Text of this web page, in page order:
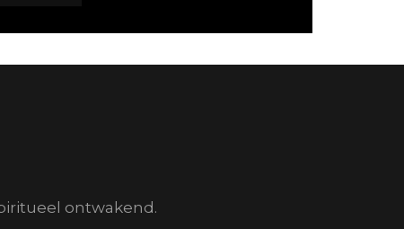
ontwakend.